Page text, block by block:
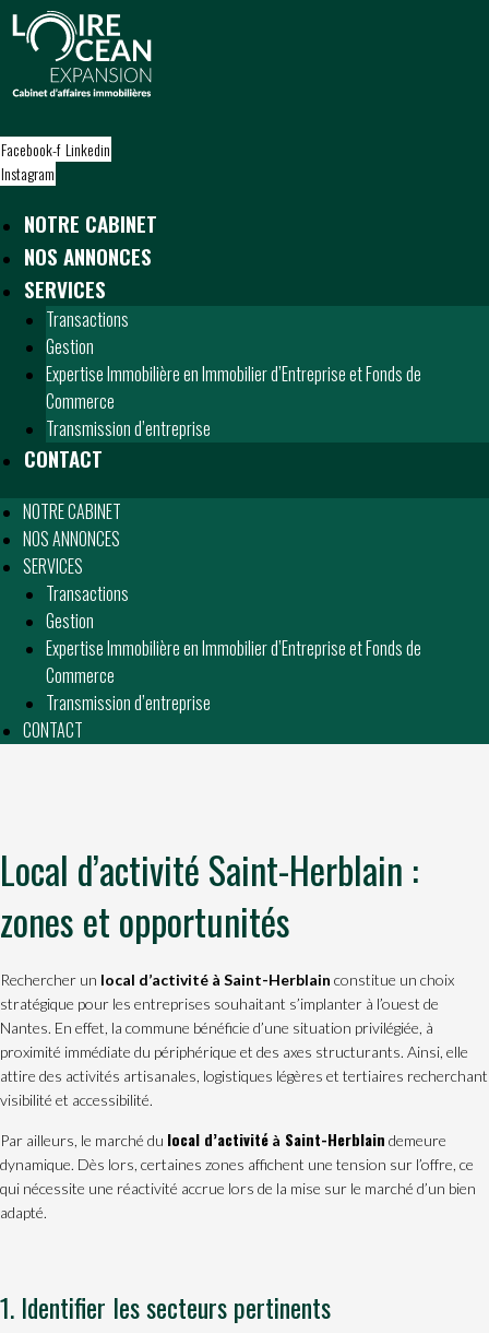
o
c
o
t
e
t
Facebook-f Linkedin
Instagram
NOTRE CABINET
NOS ANNONCES
SERVICES
Transactions
Gestion
Expertise Immobilière en Immobilier d’Entreprise et Fonds de
Commerce
Transmission d’entreprise
CONTACT
NOTRE CABINET
NOS ANNONCES
SERVICES
Transactions
Gestion
Expertise Immobilière en Immobilier d’Entreprise et Fonds de
Commerce
Transmission d’entreprise
CONTACT
Local d’activité Saint-Herblain :
zones et opportunités
Rechercher un local d’activité à Saint-Herblain constitue un choix
stratégique pour les entreprises souhaitant s’implanter à l’ouest de
Nantes. En effet, la commune bénéficie d’une situation privilégiée, à
proximité immédiate du périphérique et des axes structurants. Ainsi, elle
attire des activités artisanales, logistiques légères et tertiaires recherchant
visibilité et accessibilité.
Par ailleurs, le marché du local d’activité à Saint-Herblain demeure
dynamique. Dès lors, certaines zones affichent une tension sur l’offre, ce
qui nécessite une réactivité accrue lors de la mise sur le marché d’un bien
adapté.
1. Identifier les secteurs pertinents